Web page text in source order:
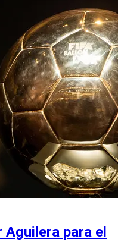
para el